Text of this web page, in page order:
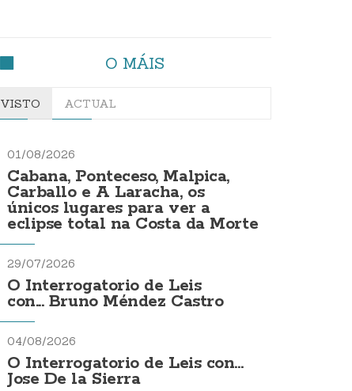
O MÁIS
VISTO ACTUAL
01/08/2026
Cabana, Ponteceso, Malpica,
Carballo e A Laracha, os
únicos lugares para ver a
eclipse total na Costa da Morte
29/07/2026
O Interrogatorio de Leis
con... Bruno Méndez Castro
04/08/2026
O Interrogatorio de Leis con...
Jose De la Sierra